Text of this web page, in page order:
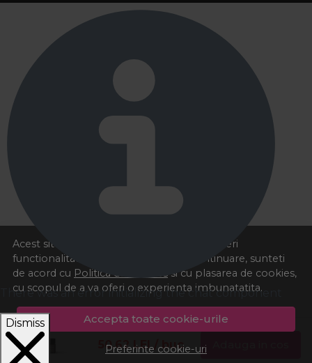
50,62LEI / buc
Acest site foloseste cookies pentru a va oferi
functionalitatea dorita. Navigand in continuare, sunteti
de acord cu Politica de cookies si cu plasarea de cookies,
cu scopul de a va oferi o experienta imbunatatita.
Accepta toate cookie-urile
Preferinte cookie-uri
There was an error initializing the chat component
Dismiss